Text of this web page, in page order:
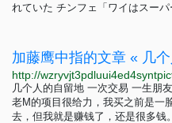
れていた チンフェ「ワイはスーパ
加藤鹰中指的文章 « 几
几个人的自留地 一次交易 一生朋
老M的项目很给力，我买之前是一
去，但我就是赚钱了，还是很多